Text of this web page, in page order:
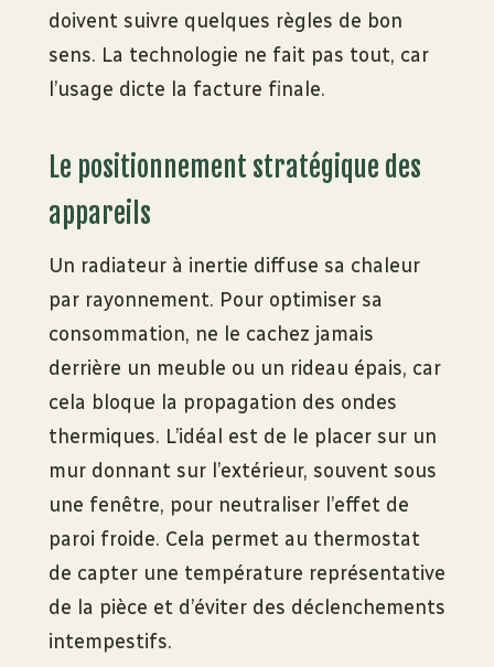
doivent suivre quelques règles de bon
sens. La technologie ne fait pas tout, car
l’usage dicte la facture finale.
Le positionnement stratégique des
appareils
Un radiateur à inertie diffuse sa chaleur
par rayonnement. Pour optimiser sa
consommation, ne le cachez jamais
derrière un meuble ou un rideau épais, car
cela bloque la propagation des ondes
thermiques. L’idéal est de le placer sur un
mur donnant sur l’extérieur, souvent sous
une fenêtre, pour neutraliser l’effet de
paroi froide. Cela permet au thermostat
de capter une température représentative
de la pièce et d’éviter des déclenchements
intempestifs.